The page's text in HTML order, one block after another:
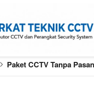
Paket CCTV Tanpa